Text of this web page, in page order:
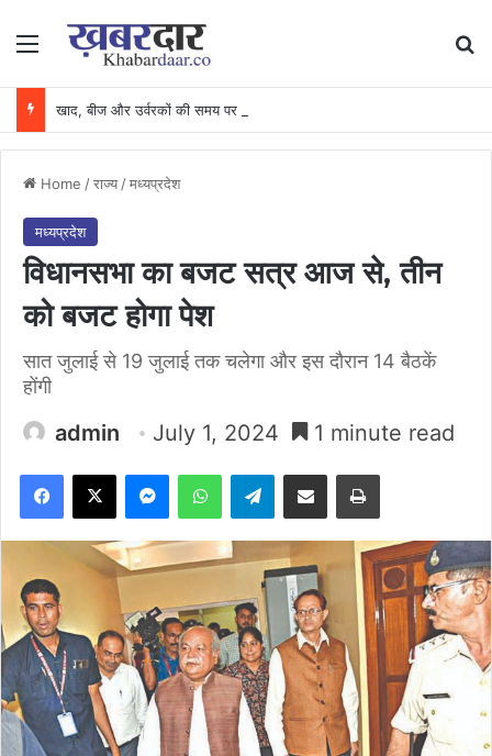
Menu
Home /राज्य /मध्यप्रदेश
मध्यप्रदेश
विधानसभा का बजट सत्र आज से, तीन
को बजट होगा पेश
सात जुलाई से 19 जुलाई तक चलेगा और इस दौरान 14 बैठकें
होंगी
admin July 1, 2024 1 minute read
Facebook
X MessengerWhatsAppTelegramShare via Email Print